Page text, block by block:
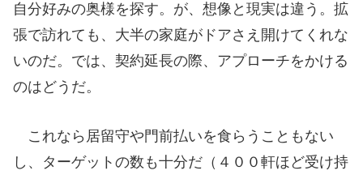
自分好みの奥様を探す。が、想像と現実は違う。拡
張で訪れても、大半の家庭がドアさえ開けてくれな
いのだ。では、契約延長の際、アプローチをかける
のはどうだ。
これなら居留守や門前払いを食らうこともない
し、ターゲットの数も十分だ（４００軒ほど受け持